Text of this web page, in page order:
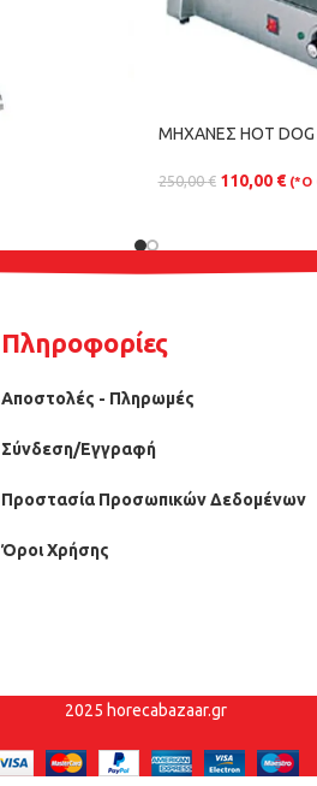
ΜΗΧΑΝΕΣ HOT DOG
250,00€ 110,00 € (*Ο
Πληροφορίες
Αποστολές - Πληρωμές
Σύνδεση/Εγγραφή
Προστασία Προσωπικών Δεδομένων
Όροι Χρήσης
2025 horecabazaar.gr